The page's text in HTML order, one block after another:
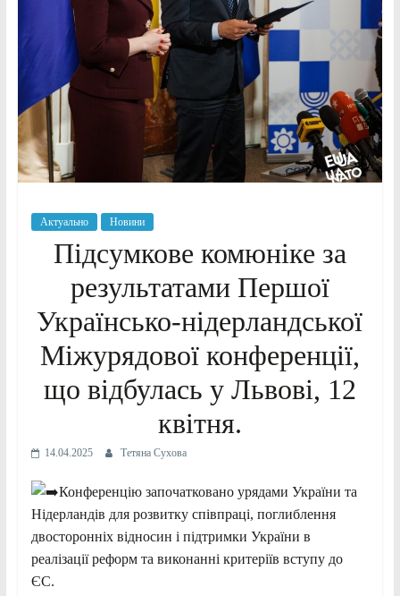
Актуально Новини
Підсумкове комюніке за
результатами Першої
Українсько-нідерландської
Міжурядової конференції,
що відбулась у Львові, 12
квітня.
14.04.2025 Тетяна Сухова
Конференцію започатковано урядами України та
Нідерландів для розвитку співпраці, поглиблення
двосторонніх відносин і підтримки України в
реалізації реформ та виконанні критеріїв вступу до
ЄС.